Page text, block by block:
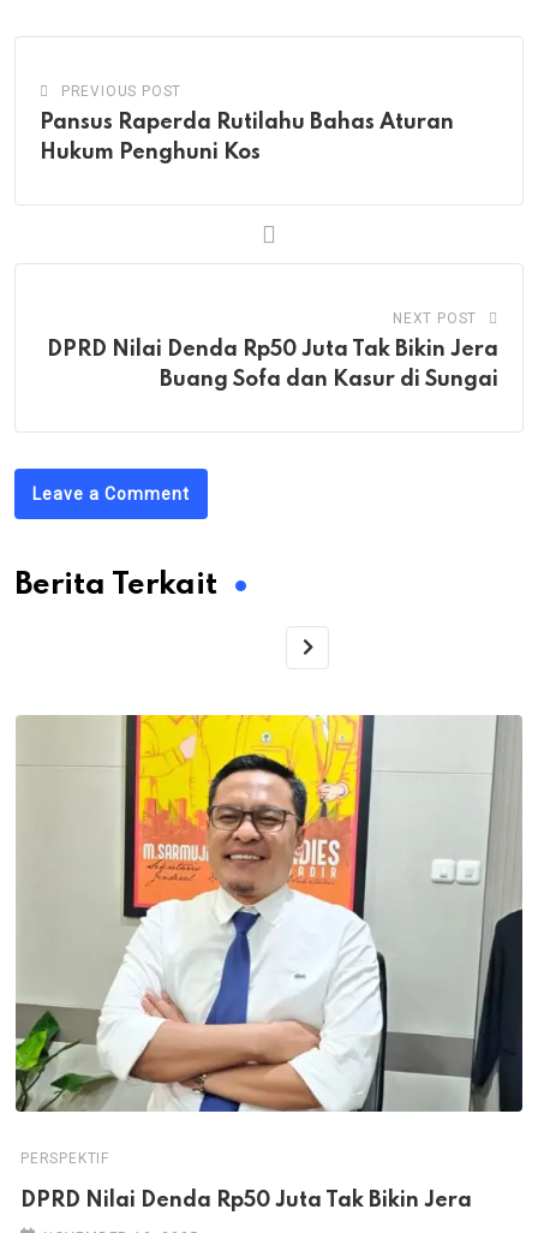
PREVIOUS POST
Pansus Raperda Rutilahu Bahas Aturan
Hukum Penghuni Kos
NEXT POST
DPRD Nilai Denda Rp50 Juta Tak Bikin Jera
Buang Sofa dan Kasur di Sungai
Leave a Comment
Berita Terkait
PERSPEKTIF
DPRD Nilai Denda Rp50 Juta Tak Bikin Jera